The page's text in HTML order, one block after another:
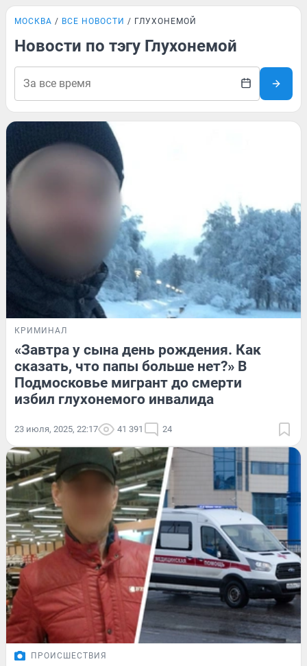
МОСКВА ВСЕ НОВОСТИ ГЛУХОНЕМОЙ
Новости по тэгу Глухонемой
КРИМИНАЛ
«Завтра у сына день рождения. Как
сказать, что папы больше нет?» В
Подмосковье мигрант до смерти
избил глухонемого инвалида
23 июля, 2025, 22:17 41 391 24
ПРОИСШЕСТВИЯ